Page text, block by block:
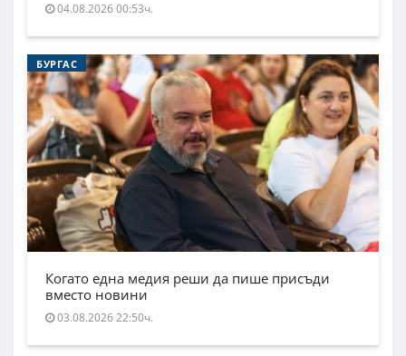
04.08.2026 00:53ч.
БУРГАС
Когато една медия реши да пише присъди
вместо новини
03.08.2026 22:50ч.